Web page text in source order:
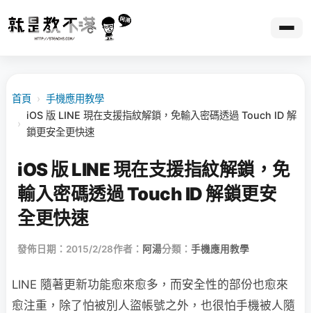
首頁 › 手機應用教學
›
iOS 版 LINE 現在支援指紋解鎖，免輸入密碼透過 Touch ID 解
鎖更安全更快速
iOS 版 LINE 現在支援指紋解鎖，免
輸入密碼透過 Touch ID 解鎖更安
全更快速
發佈日期：2015/2/28作者： 阿湯分類： 手機應用教學
LINE 隨著更新功能愈來愈多，而安全性的部份也愈來
愈注重，除了怕被別人盜帳號之外，也很怕手機被人隨